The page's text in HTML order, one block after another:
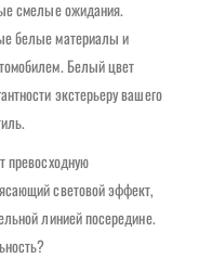
смелые ожидания.
белые материалы и
Белый цвет
экстерьеру вашего
превосходную
световой эффект,
линией посередине.